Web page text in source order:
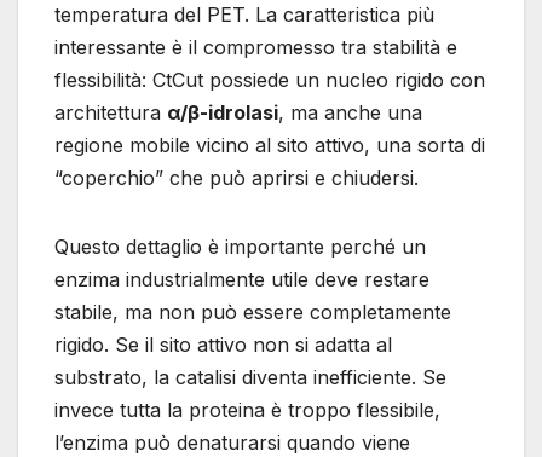
temperatura del PET. La caratteristica più
interessante è il compromesso tra stabilità e
flessibilità: CtCut possiede un nucleo rigido con
architettura α/β-idrolasi, ma anche una
regione mobile vicino al sito attivo, una sorta di
“coperchio” che può aprirsi e chiudersi.
Questo dettaglio è importante perché un
enzima industrialmente utile deve restare
stabile, ma non può essere completamente
rigido. Se il sito attivo non si adatta al
substrato, la catalisi diventa inefficiente. Se
invece tutta la proteina è troppo flessibile,
l’enzima può denaturarsi quando viene